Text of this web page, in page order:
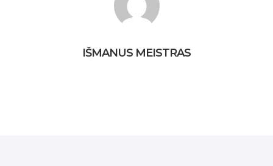
IŠMANUS MEISTRAS